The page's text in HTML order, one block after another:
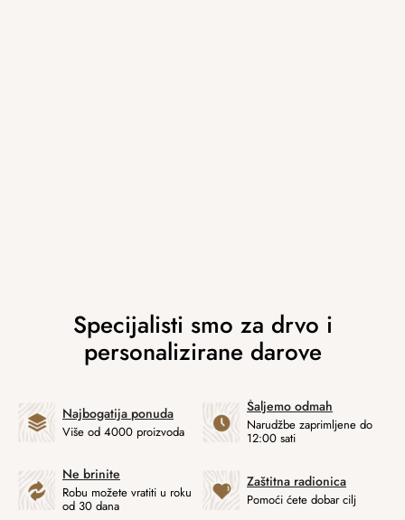
Najbogatija ponuda
Više od 4000 proizvoda
Šaljemo odmah
Narudžbe zaprimljene do
12:00 sati
Ne brinite
Robu možete vratiti u roku
od 30 dana
Zaštitna radionica
Pomoći ćete dobar cilj